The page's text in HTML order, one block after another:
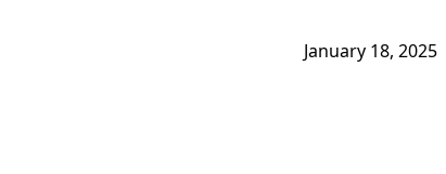
January 18, 2025